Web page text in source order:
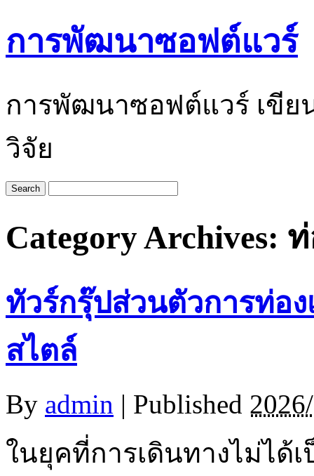
การพัฒนาซอฟต์แวร์
การพัฒนาซอฟต์แวร์ เขีย
วิจัย
Category Archives: ท่
ทัวร์กรุ๊ปส่วนตัวการท่อ
สไตล์
By admin | Published
ในยุคที่การเดินทางไม่ได้